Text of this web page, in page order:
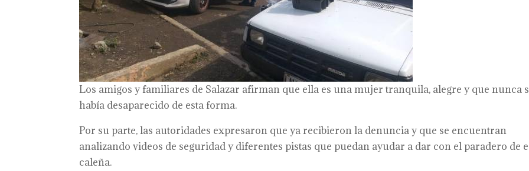
Los amigos y familiares de Salazar afirman que ella es una mujer tranquila, alegre y que nunca
había desaparecido de esta forma.
Por su parte, las autoridades expresaron que ya recibieron la denuncia y que se encuentran
analizando videos de seguridad y diferentes pistas que puedan ayudar a dar con el paradero de
caleña.